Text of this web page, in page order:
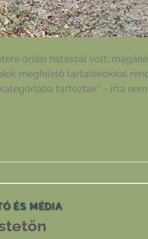
óriási hatással volt:
megfelelő tartalékokkal
tartoztak” – írta
ÉS MÉDIA